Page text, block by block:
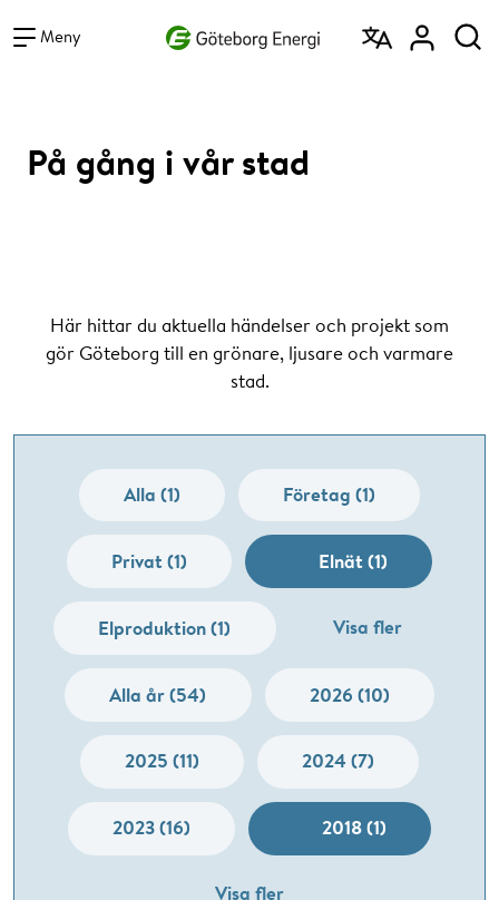
Meny
På gång i vår stad
Här hittar du aktuella händelser och projekt som
gör Göteborg till en grönare, ljusare och varmare
stad.
Alla (1) Företag (1)
Privat (1) Elnät (1)
Elproduktion (1) Visa fler
Alla år (54) 2026 (10)
2025 (11) 2024 (7)
2023 (16) 2018 (1)
Visa fler